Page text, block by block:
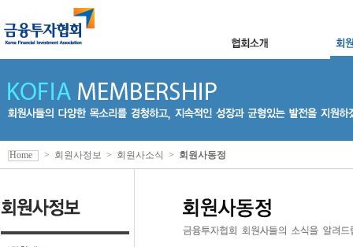
Home > 회원사정보 > 회원사소식 > 회원사동정